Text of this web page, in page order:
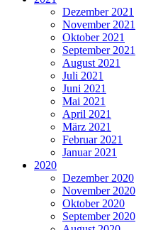
Dezember 2021
November 2021
Oktober 2021
September 2021
August 2021
Juli 2021
Juni 2021
Mai 2021
April 2021
März 2021
Februar 2021
Januar 2021
2020
Dezember 2020
November 2020
Oktober 2020
September 2020